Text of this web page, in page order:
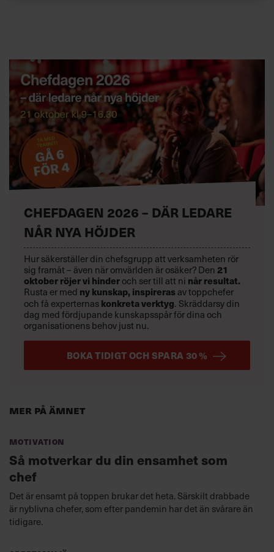
Mer på ämnet
Motivation
Så motverkar du din ensamhet som
chef
Det är ensamt på toppen brukar det heta. Särskilt drabbade
är nyblivna chefer, som efter pandemin har det än svårare än
tidigare.
CHEFDAGEN 2026 – DÄR LEDARE
NÅR NYA HÖJDER
Hur säkerställer din chefsgrupp att verksamheten rör
sig framåt – även när omvärlden är osäker? Den 21
oktoberröjer vi hinderoch ser till att ni når resultat.
Rusta er med ny kunskap, inspirerasav toppchefer
och få experternaskonkreta verktyg. Skräddarsy din
dag med fördjupande kunskapsspår för dina och
organisationens behov just nu.
BOKA TIDIGT OCH SPARA 30 %